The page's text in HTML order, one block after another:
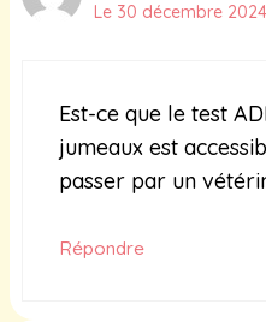
Le 30 décembre
Est-ce que le test
jumeaux est
passer par un
Répondre